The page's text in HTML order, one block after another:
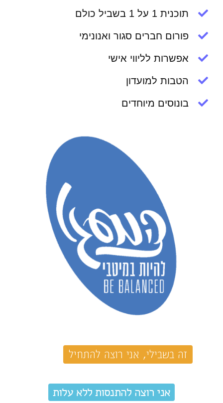
תוכנית 1 על 1 בשביל כולם
פורום חברים סגור ואנונימי
אפשרות לליווי אישי
הטבות למועדון
בונוסים מיוחדים
זה בשבילי, אני רוצה להתחיל
אני רוצה להתנסות ללא עלות